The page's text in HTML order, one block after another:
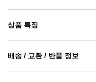
상품 특징
배송 / 교환 / 반품 정보